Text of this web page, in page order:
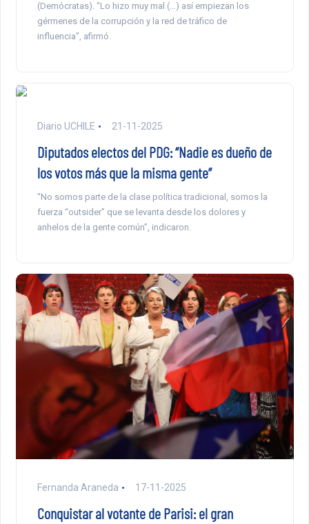
(Demócratas). “Lo hizo muy mal (…) así empiezan los
gérmenes de la corrupción y la red de tráfico de
influencia”, afirmó.
Diario UCHILE 21-11-2025
Diputados electos del PDG: “Nadie es dueño de
los votos más que la misma gente”
“No somos parte de la clase política tradicional, somos la
fuerza “outsider” que se levanta desde los dolores y
anhelos de la gente común”, indicaron.
Fernanda Araneda 17-11-2025
Conquistar al votante de Parisi: el gran